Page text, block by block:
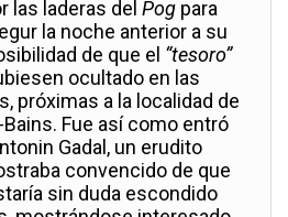
las laderas del Pog para
la noche anterior a su
de que el “tesoro”
ocultado en las
próximas a la localidad de
. Fue así como entró
Gadal, un erudito
convencido de que
sin duda escondido